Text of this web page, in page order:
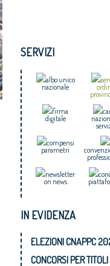
SERVIZI
albo unico
nazionale
firma
digitale
compensi
parametri
newsletter
on news
IN EVIDENZA
ELEZIONI CNAPPC
CONCORSI PER